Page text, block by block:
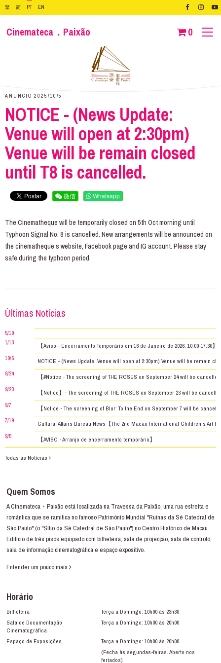
繁 简 PT EN
Cinemateca．Paixão 0
ANÚNCIO 2025/10/5
NOTICE - (News Update:
Venue will open at 2:30pm)
Venue will be remain closed
until T8 is cancelled.
微信 Whatsapp
The Cinematheque will be temporarily closed on 5th Oct morning until
Typhoon Signal No. 8 is cancelled. New arrangements will be announced on
the cinematheque’s website, Facebook page and IG account. Please stay
safe during the typhoon period.
Últimas Notícias
5/19
1/13
【Aviso - Encerramento Temporário em 16 de Janeiro de 2026, 10:00-17:30】
10/5
NOTICE - (News Update: Venue will open at 2:30pm) Venue will be remain
9/24
【#Notice - The screening of THE ROSES on September 24 will be
9/23
【Notice】- The screening of THE ROSES on September 23 will be
9/7
【Notice - The screening of Blur: To the End on September 7 will be
7/19
Cultural Affairs Bureau News【The 2nd Macao International Children's Art
9/5
【AVISO - Arranjo de encerramento temporário】
Todas as Notícias
Quem Somos
A Cinemateca・Paixão está localizada na Travessa da Paixão, uma rua estreita e
romântica que se ramifica no famoso Património Mundial "Ruínas da Sé Catedral de
São Paulo" (o "Sítio da Sé Catedral de São Paulo") no Centro Histórico de Macau.
Edifício de três pisos equipado com bilheteira, sala de projecção, sala de controlo,
sala de informação cinematográfica e espaço expositivo.
Entender um pouco mais
Horário
Bilheteira
Terça a Domingo: 10h00 às 23h30
Sala de Documentação
Cinematográfica
Terça a Domingo: 10h00 às 20h00
Espaço de Exposições
Terça a Domingo: 10h00 às 20h00
(Fecha às segundas-feiras. Aberto nos
feriados)